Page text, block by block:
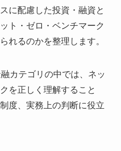
に配慮した投資・融資と
ト・ゼロ・ベンチマーク
れるのかを整理します。
カテゴリの中では、ネッ
を正しく理解すること
度、実務上の判断に役立